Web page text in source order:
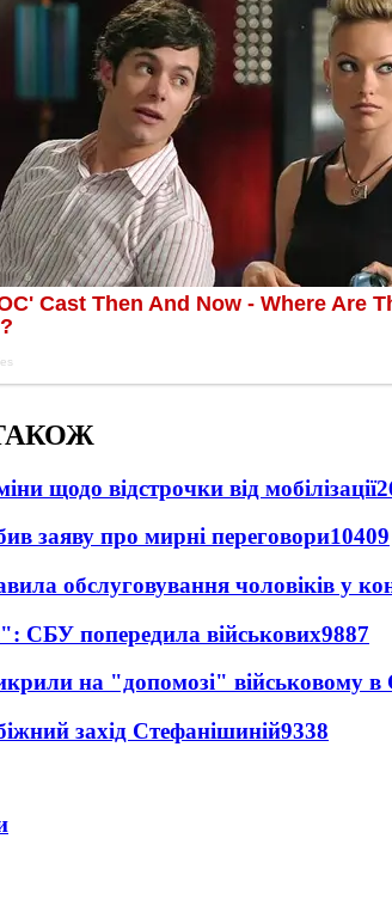
щодо відстрочки від мобілізації
заяву про мирні переговори10409
обслуговування чоловіків у
СБУ попередила військових9887
на "допомозі" військовому в
захід Стефанішиній9338